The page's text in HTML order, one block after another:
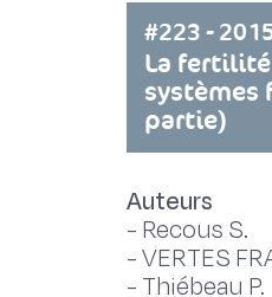
#223 -
La
systèmes
partie)
Auteurs
- Recous S.
-VERTES
- Thiébeau P.